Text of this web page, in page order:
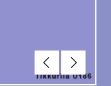
АлдыңғыВперёд